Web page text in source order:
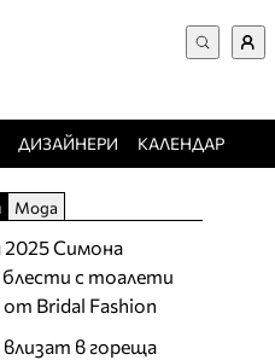
ДИЗАЙНЕРИ КАЛЕНДАР
Мода
2025 Симона
с тоалети
Bridal Fashion
влизат в гореща